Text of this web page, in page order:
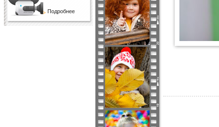
Подробнее